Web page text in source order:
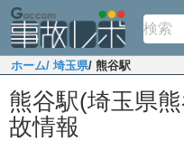
ホーム/ 埼玉県/ 熊谷駅
熊谷駅(埼玉県
故情報